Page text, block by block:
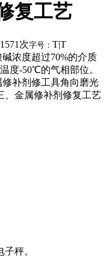
复工艺
1571次字号： T|T
浓度超过70%的介质
度-50℃的气相部位。
补剂修工具角向磨光
、金属修补剂修复工艺
秤。